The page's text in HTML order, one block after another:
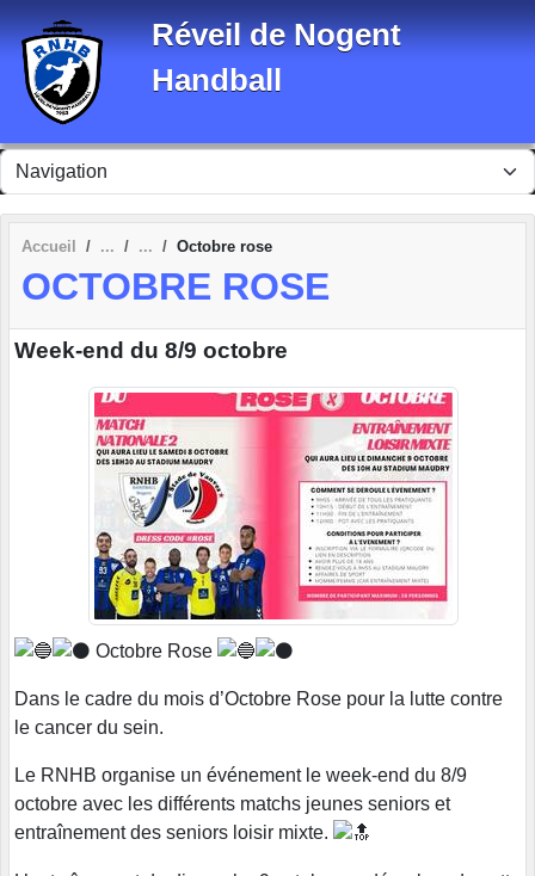
Réveil de Nogent
Handball
Accueil Octobre rose
OCTOBRE ROSE
Week-end du 8/9 octobre
Octobre Rose
Dans le cadre du mois d’Octobre Rose pour la lutte contre
le cancer du sein.
Le RNHB organise un événement le week-end du 8/9
octobre avec les différents matchs jeunes seniors et
entraînement des seniors loisir mixte.